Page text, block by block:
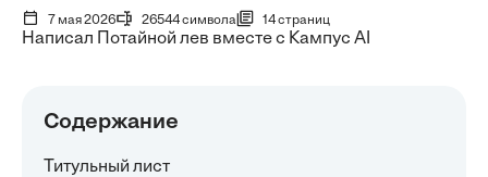
7 мая 2026 26544 символа 14 страниц
Написал Потайной лев вместе с Кампус AI
Содержание
Титульный лист